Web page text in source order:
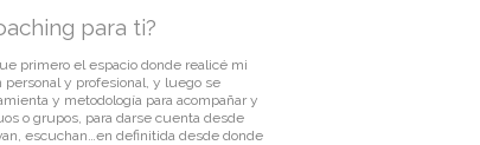
para ti?
primero el espacio donde realicé mi
personal y profesional, y luego se
y metodología para acompañar y
o grupos, para darse cuenta desde
escuchan…en definitida desde donde